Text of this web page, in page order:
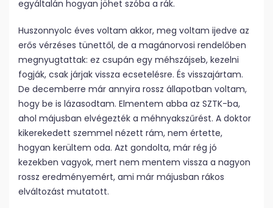
egyáltalán hogyan jöhet szóba a rák.
Huszonnyolc éves voltam akkor, meg voltam ijedve az
erős vérzéses tünettől, de a magánorvosi rendelőben
megnyugtattak: ez csupán egy méhszájseb, kezelni
fogják, csak járjak vissza ecsetelésre. És visszajártam.
De decemberre már annyira rossz állapotban voltam,
hogy be is lázasodtam. Elmentem abba az SZTK-ba,
ahol májusban elvégezték a méh­nyakszűrést. A doktor
kikerekedett szemmel nézett rám, nem értette,
hogyan kerültem oda. Azt gondolta, már rég jó
kezekben vagyok, mert nem mentem vissza a nagyon
rossz eredményemért, ami már májusban rákos
elváltozást mutatott.